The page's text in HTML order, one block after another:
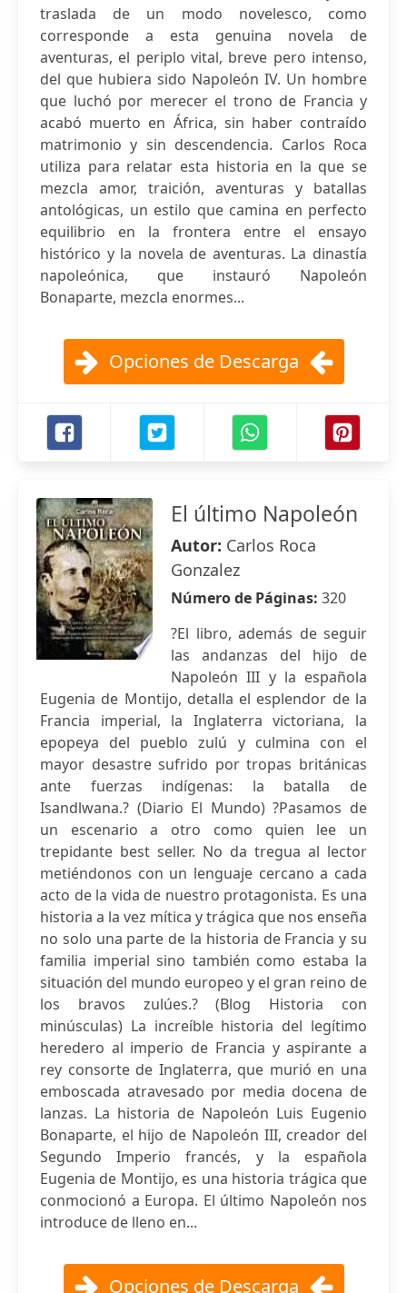
traslada de un modo novelesco, como
corresponde a esta genuina novela de
aventuras, el periplo vital, breve pero intenso,
del que hubiera sido Napoleón IV. Un hombre
que luchó por merecer el trono de Francia y
acabó muerto en África, sin haber contraído
matrimonio y sin descendencia. Carlos Roca
utiliza para relatar esta historia en la que se
mezcla amor, traición, aventuras y batallas
antológicas, un estilo que camina en perfecto
equilibrio en la frontera entre el ensayo
histórico y la novela de aventuras. La dinastía
napoleónica, que instauró Napoleón
Bonaparte, mezcla enormes...
Opciones de Descarga
El último Napoleón
Autor: Carlos Roca
Gonzalez
Número de Páginas: 320
?El libro, además de seguir
las andanzas del hijo de
Napoleón III y la española
Eugenia de Montijo, detalla el esplendor de la
Francia imperial, la Inglaterra victoriana, la
epopeya del pueblo zulú y culmina con el
mayor desastre sufrido por tropas británicas
ante fuerzas indígenas: la batalla de
Isandlwana.? (Diario El Mundo) ?Pasamos de
un escenario a otro como quien lee un
trepidante best seller. No da tregua al lector
metiéndonos con un lenguaje cercano a cada
acto de la vida de nuestro protagonista. Es una
historia a la vez mítica y trágica que nos enseña
no solo una parte de la historia de Francia y su
familia imperial sino también como estaba la
situación del mundo europeo y el gran reino de
los bravos zulúes.? (Blog Historia con
minúsculas) La increíble historia del legítimo
heredero al imperio de Francia y aspirante a
rey consorte de Inglaterra, que murió en una
emboscada atravesado por media docena de
lanzas. La historia de Napoleón Luis Eugenio
Bonaparte, el hijo de Napoleón III, creador del
Segundo Imperio francés, y la española
Eugenia de Montijo, es una historia trágica que
conmocionó a Europa. El último Napoleón nos
introduce de lleno en...
Opciones de Descarga